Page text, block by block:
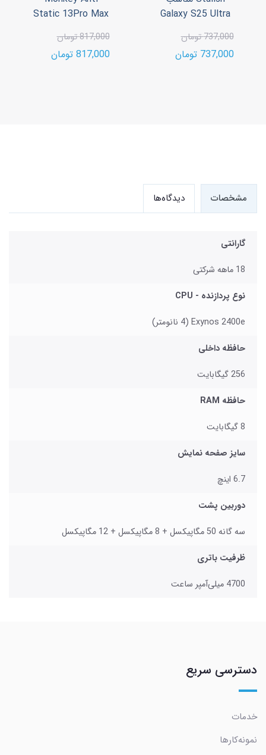
Galaxy S25 Ultra
737,000 تومان
737,000 تومان
Static 13Pro Max
817,000 تومان
817,000 تومان
مشخصات دیدگاه‌ها
گارانتی
18 ماهه شرکتی
نوع پردازنده - CPU
Exynos 2400e (4 نانومتر)
حافظه داخلی
256 گیگابایت
حافظه RAM
8 گیگابایت
سایز صفحه نمایش
6.7 اینچ
دوربین پشت
سه گانه 50 مگاپیکسل + 8 مگاپیکسل + 12 مگاپیکسل
ظرفیت باتری
4700 میلی‌آمپر ساعت
دسترسی سریع
خدمات
نمونه‌کارها